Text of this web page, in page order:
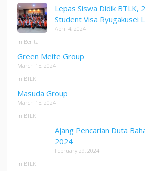
Lepas Siswa Didik BTLK,
Student Visa Ryugakusei
April 4, 2024
In Berita
Green Meite Group
March 15, 2024
In BTLK
Masuda Group
March 15, 2024
In BTLK
Ajang Pencarian Duta
2024
February 29, 2024
In BTLK